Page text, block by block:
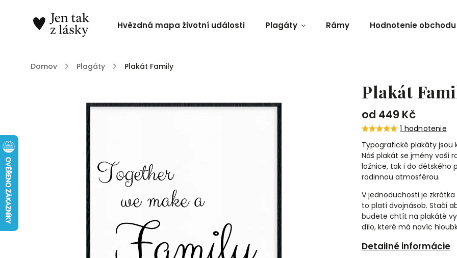
Hvězdná mapa životní události Plagáty Rámy Hodnotenie obchodu
Domov / Plagáty / Plakát Family
Plakát
od 449 Kč
1 hodnotenie
Typografické plakáty jsou
Náš plakát se jmény vaší
ložnice, tak i do dětského
rodinnou atmosférou.
V jednoduchosti je
to platí dvojnásob. Stačí
budete chtít na plakátě
dílo, které má navíc
Detailné informácie